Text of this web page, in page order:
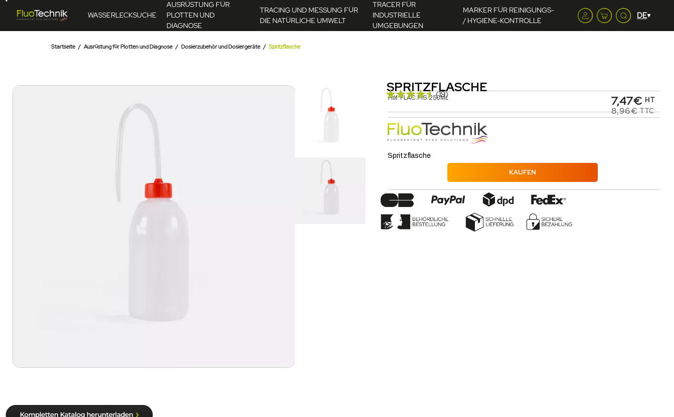
WASSERLECKSUCHE
AUSRÜSTUNG FÜR
PLOTTEN UND
DIAGNOSE
TRACING UND MESSUNG FÜR
DIE NATÜRLICHE UMWELT
TRACER FÜR
INDUSTRIELLE
UMGEBUNGEN
MARKER FÜR REINIGUNGS-
/ HYGIENE-KONTROLLE
Startseite Ausrüstung für Plotten und Diagnose Dosierzubehör und Dosiergeräte Spritzflasche
SPRITZFLASCHE
Réf. FLAC.PIS.250ML
(19) 7,47€ HT
8,96€ TTC
Spritzflasche
KAUFEN